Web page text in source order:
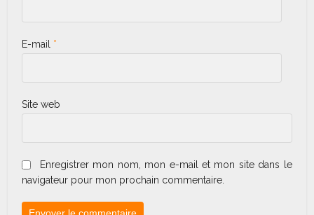
E-mail *
Site web
Enregistrer mon nom, mon e-mail et mon site dans le
navigateur pour mon prochain commentaire.